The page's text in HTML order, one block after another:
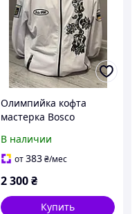
Олимпийка кофта
мастерка Bosco
белая 2026/27 / классик
В наличии
от383₴/мес
2 300₴
Купить